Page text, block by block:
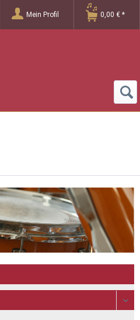
Mein Profil 0,00 € *